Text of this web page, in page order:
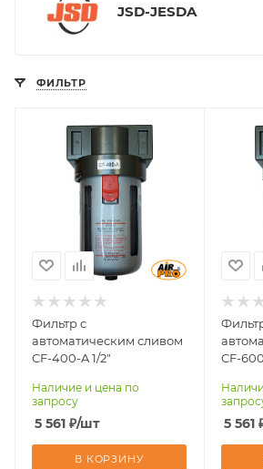
JSD-JESDA
ФИЛЬТР
Фильтр с
автоматическим сливом
CF-400-A 1/2"
Наличие и цена по
запросу
5 561 ₽/шт
В КОРЗИНУ
CF-
5 561